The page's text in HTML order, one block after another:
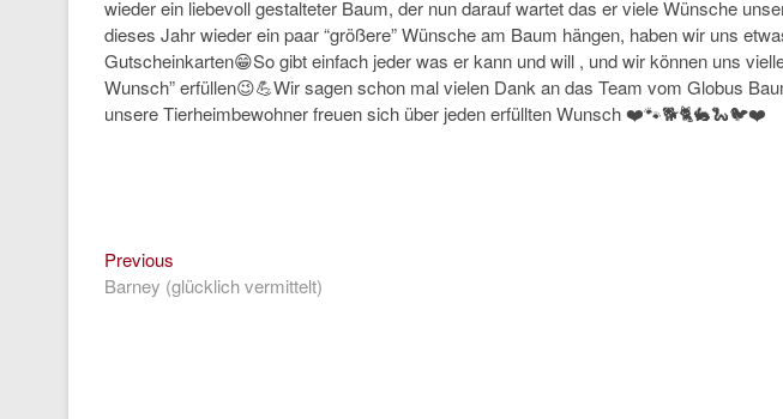
wieder ein liebevoll gestalteter Baum, der nun darauf wartet das er viele Wünsche
dieses Jahr wieder ein paar “größere” Wünsche am Baum hängen, haben wir uns
Gutscheinkarten😁So gibt einfach jeder was er kann und will , und wir können uns
Wunsch” erfüllen😉💪Wir sagen schon mal vielen Dank an das Team vom Globus
unsere Tierheimbewohner freuen sich über jeden erfüllten Wunsch ❤️🐾🐕🐈🐇🐍🐦❤️
Beitragsnavigation
Previous
post:
Barney (glücklich vermittelt)